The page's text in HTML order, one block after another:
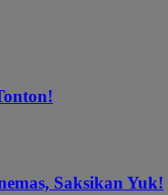
Saksikan Yuk!